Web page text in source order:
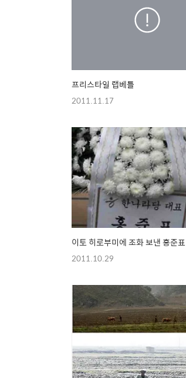
프리스타일 랩베틀
2011.11.17
이토 히로부미에 조화 보낸 홍준표
2011.10.29